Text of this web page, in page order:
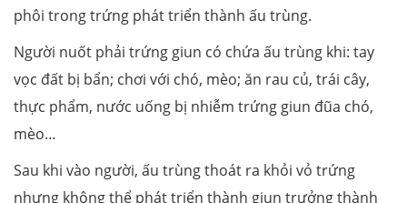
phôi trong trứng phát triển thành ấu trùng.
Người nuốt phải trứng giun có chứa ấu trùng khi: tay
vọc đất bị bẩn; chơi với chó, mèo; ăn rau củ, trái cây,
thực phẩm, nước uống bị nhiễm trứng giun đũa chó,
mèo…
Sau khi vào người, ấu trùng thoát ra khỏi vỏ trứng
nhưng không thể phát triển thành giun trưởng thành